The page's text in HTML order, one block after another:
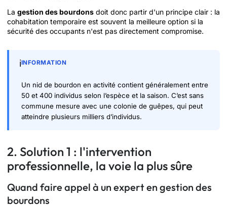
La gestion des bourdons doit donc partir d'un principe clair : la
cohabitation temporaire est souvent la meilleure option si la
sécurité des occupants n'est pas directement compromise.
ℹ️INFORMATION
Un nid de bourdon en activité contient généralement entre
50 et 400 individus selon l’espèce et la saison. C’est sans
commune mesure avec une colonie de guêpes, qui peut
atteindre plusieurs milliers d’individus.
2. Solution 1 : l'intervention
professionnelle, la voie la plus sûre
Quand faire appel à un expert en gestion des
bourdons